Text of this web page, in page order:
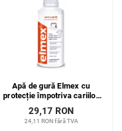
Apă de gură Elmex cu
protecție împotriva cariilor
400 ml
24,11 RON fără TVA
29,17 RON